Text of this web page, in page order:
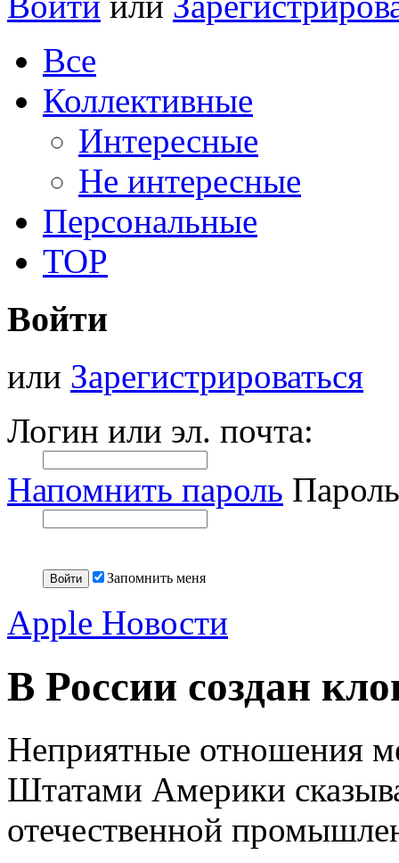
Все
Коллективные
Интересные
Не интересные
Персональные
TOP
Войти
или Зарегистрироваться
Логин или эл. почта:
Напомнить пароль
Запомнить меня
Apple Новости
В России создан
Неприятные отношения
Штатами Америки
отечественной